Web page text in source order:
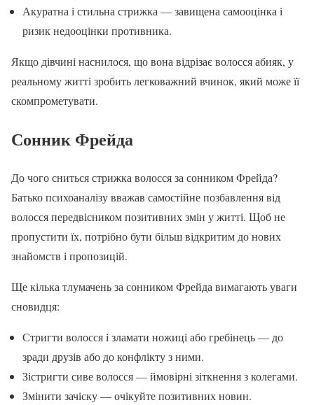
Акуратна і стильна стрижка — завищена самооцінка і
ризик недооцінки противника.
Якщо дівчині наснилося, що вона відрізає волосся абияк, у
реальному житті зробить легковажний вчинок, який може її
скомпрометувати.
Сонник Фрейда
До чого сниться стрижка волосся за сонником Фрейда?
Батько психоаналізу вважав самостійне позбавлення від
волосся передвісником позитивних змін у житті. Щоб не
пропустити їх, потрібно бути більш відкритим до нових
знайомств і пропозицій.
Ще кілька тлумачень за сонником Фрейда вимагають уваги
сновидця:
Стригти волосся і зламати ножиці або гребінець — до
зради друзів або до конфлікту з ними.
Зістригти сиве волосся — ймовірні зіткнення з колегами.
Змінити зачіску — очікуйте позитивних новин.